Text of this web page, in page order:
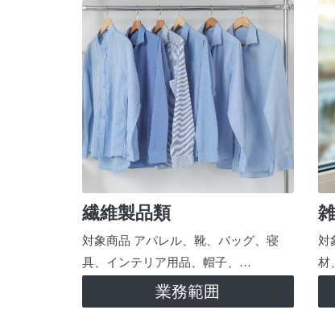
繊維製品類
対象商品 アパレル、靴、バッグ、寝
具、インテリア用品、帽子、…
業務範囲
対
材